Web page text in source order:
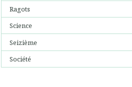
Ragots
Science
Seizième
Société